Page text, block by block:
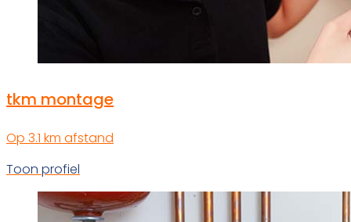
tkm montage
Op 3.1 km afstand
Toon profiel